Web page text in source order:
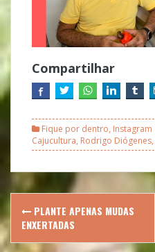
Compartilhar
Fique por dentro, Instagram
Cajucultura, Rodrigo Diógenes,
Post
navigation
PLANTE APENAS MUDAS
ENXERTADAS